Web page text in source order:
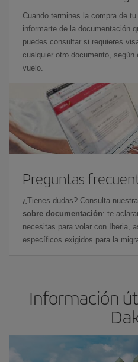
Cuando termines la compra de
informarte de la documentación
puedes consultar si requieres
cualquier otro documento,
vuelo.
Preguntas
¿Tienes dudas? Consulta
sobre documentación: te
necesitas para volar con Iberia,
específicos exigidos para la
Información